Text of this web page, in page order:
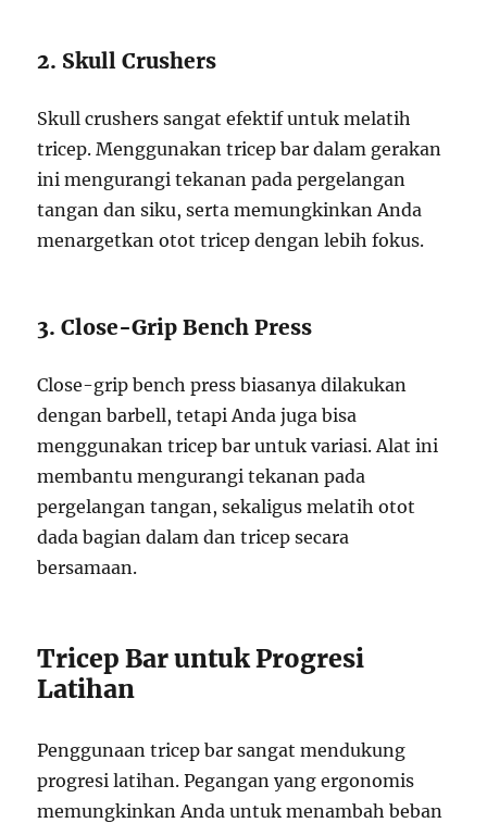
2. Skull Crushers
Skull crushers sangat efektif untuk melatih
tricep. Menggunakan tricep bar dalam gerakan
ini mengurangi tekanan pada pergelangan
tangan dan siku, serta memungkinkan Anda
menargetkan otot tricep dengan lebih fokus.
3. Close-Grip Bench Press
Close-grip bench press biasanya dilakukan
dengan barbell, tetapi Anda juga bisa
menggunakan tricep bar untuk variasi. Alat ini
membantu mengurangi tekanan pada
pergelangan tangan, sekaligus melatih otot
dada bagian dalam dan tricep secara
bersamaan.
Tricep Bar untuk Progresi
Latihan
Penggunaan tricep bar sangat mendukung
progresi latihan. Pegangan yang ergonomis
memungkinkan Anda untuk menambah beban